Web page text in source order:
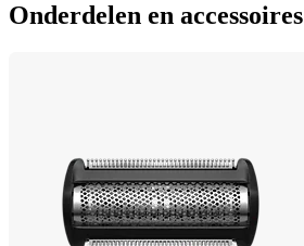
Onderdelen en accessoires